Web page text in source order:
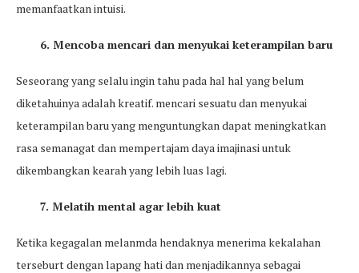
memanfaatkan intuisi.
6. Mencoba mencari dan menyukai keterampilan baru
Seseorang yang selalu ingin tahu pada hal hal yang belum
diketahuinya adalah kreatif. mencari sesuatu dan menyukai
keterampilan baru yang menguntungkan dapat meningkatkan
rasa semanagat dan mempertajam daya imajinasi untuk
dikembangkan kearah yang lebih luas lagi.
7. Melatih mental agar lebih kuat
Ketika kegagalan melanmda hendaknya menerima kekalahan
terseburt dengan lapang hati dan menjadikannya sebagai